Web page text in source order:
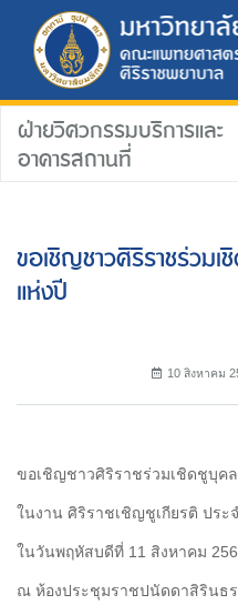
ฝ่ายวิศวกรรมบริการและ
อาคารสถานที่
ขอเชิญชาวศิริราชร่วม
แห่งปี
10 สิงหาคม
ขอเชิญชาวศิริราชร่วมเชิดชูบุค
ในงาน ศิริราชเชิญชูเกียรติ ประ
ในวันพฤหัสบดีที่ 11 สิงหาคม
ณ ห้องประชุมราชปนัดดาสิรินธ